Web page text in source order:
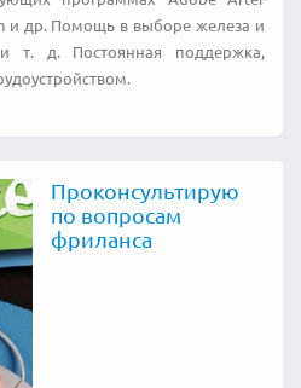
и др. Помощь в выборе железа и
т. д. Постоянная поддержка,
Проконсультирую
по вопросам
фриланса